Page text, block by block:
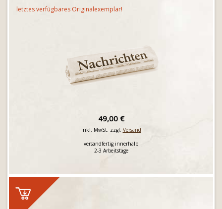
letztes verfügbares Originalexemplar!
49,00 €
inkl. MwSt. zzgl. Versand
versandfertig innerhalb
2-3 Arbeitstage